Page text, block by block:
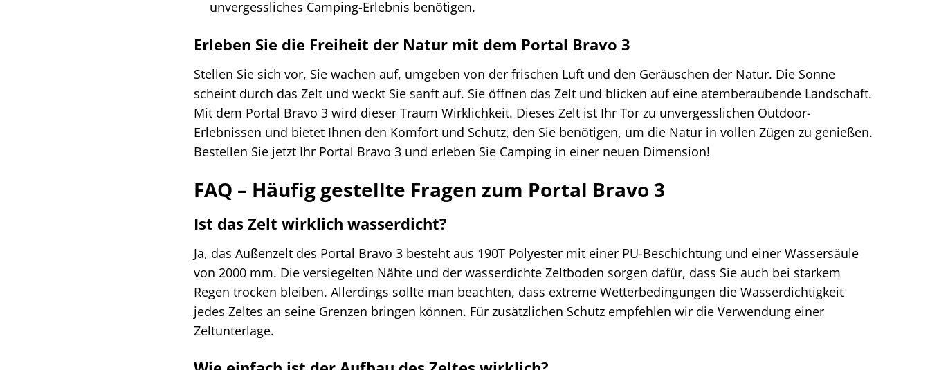
unvergessliches Camping-Erlebnis benötigen.
Erleben Sie die Freiheit der Natur mit dem Portal Bravo 3
Stellen Sie sich vor, Sie wachen auf, umgeben von der frischen Luft und den Geräuschen der Natur. Die Sonne
scheint durch das Zelt und weckt Sie sanft auf. Sie öffnen das Zelt und blicken auf eine atemberaubende Landschaft.
Mit dem Portal Bravo 3 wird dieser Traum Wirklichkeit. Dieses Zelt ist Ihr Tor zu unvergesslichen Outdoor-
Erlebnissen und bietet Ihnen den Komfort und Schutz, den Sie benötigen, um die Natur in vollen Zügen zu genießen.
Bestellen Sie jetzt Ihr Portal Bravo 3 und erleben Sie Camping in einer neuen Dimension!
FAQ – Häufig gestellte Fragen zum Portal Bravo 3
Ist das Zelt wirklich wasserdicht?
Ja, das Außenzelt des Portal Bravo 3 besteht aus 190T Polyester mit einer PU-Beschichtung und einer Wassersäule
von 2000 mm. Die versiegelten Nähte und der wasserdichte Zeltboden sorgen dafür, dass Sie auch bei starkem
Regen trocken bleiben. Allerdings sollte man beachten, dass extreme Wetterbedingungen die Wasserdichtigkeit
jedes Zeltes an seine Grenzen bringen können. Für zusätzlichen Schutz empfehlen wir die Verwendung einer
Zeltunterlage.